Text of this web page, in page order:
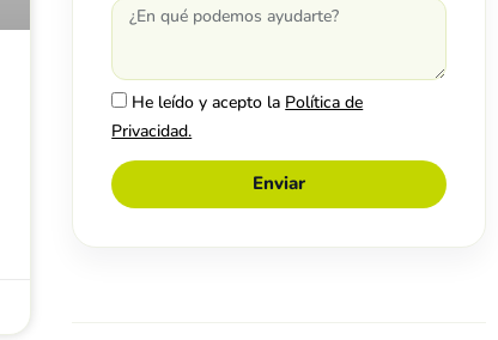
He leído y acepto la Política de
Privacidad.
Enviar